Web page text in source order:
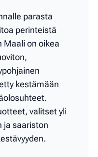
parasta
perinteistä
Maali on oikea
kestämään
valitset yli
ja saariston